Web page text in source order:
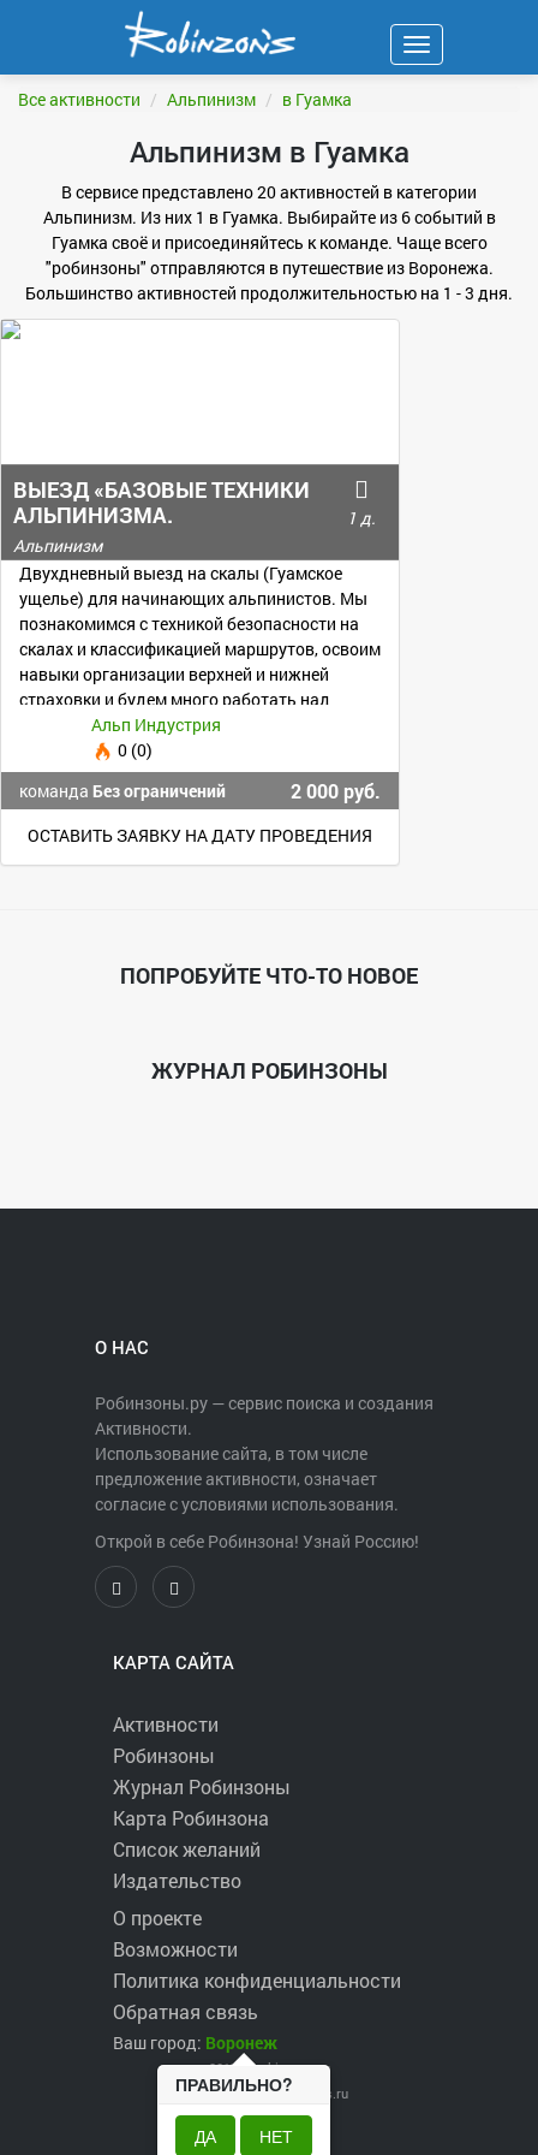
Навигация
Все активности Альпинизм в Гуамка
Альпинизм в Гуамка
В сервисе представлено 20 активностей в категории
Альпинизм. Из них 1 в Гуамка. Выбирайте из 6 событий в
Гуамка своё и присоединяйтесь к команде. Чаще всего
"робинзоны" отправляются в путешествие из Воронежа.
Большинство активностей продолжительностью на 1 - 3 дня.
ВЫЕЗД «БАЗОВЫЕ ТЕХНИКИ
АЛЬПИНИЗМА.
ДВУХДНЕВНЫЙ ИНТЕНСИВ»
1 д.
Альпинизм
Двухдневный выезд на скалы (Гуамское
ущелье) для начинающих альпинистов. Мы
познакомимся с техникой безопасности на
скалах и классификацией маршрутов, освоим
навыки организации верхней и нижней
страховки и будем много работать над
техникой лазания
Альп Индустрия
0 (0)
команда Без ограничений 2 000 руб.
ОСТАВИТЬ ЗАЯВКУ НА ДАТУ ПРОВЕДЕНИЯ
ПОПРОБУЙТЕ ЧТО-ТО НОВОЕ
ЖУРНАЛ РОБИНЗОНЫ
О НАС
Робинзоны.ру — сервис поиска и создания
Активности.
Использование сайта, в том числе
предложение активности, означает
согласие с условиями использования.
Открой в себе Робинзона! Узнай Россию!
КАРТА САЙТА
Активности
Робинзоны
Журнал Робинзоны
Карта Робинзона
Список желаний
Издательство
О проекте
Возможности
Политика конфиденциальности
Обратная связь
Ваш город: Воронеж
ПРАВИЛЬНО?
ДА НЕТ
2017 ©robinzons.ru
robinzons@robinzons.ru